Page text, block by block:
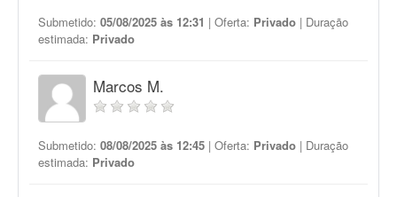
Submetido: 05/08/2025 às 12:31 | Oferta: Privado | Duração
estimada: Privado
Marcos M.
Submetido: 08/08/2025 às 12:45 | Oferta: Privado | Duração
estimada: Privado